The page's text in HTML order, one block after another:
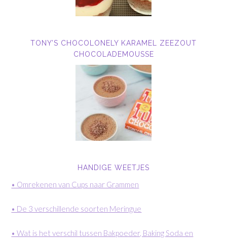
TONY’S CHOCOLONELY KARAMEL ZEEZOUT
CHOCOLADEMOUSSE
HANDIGE WEETJES
• Omrekenen van Cups naar Grammen
• De 3 verschillende soorten Meringue
• Wat is het verschil tussen Bakpoeder, Baking Soda en